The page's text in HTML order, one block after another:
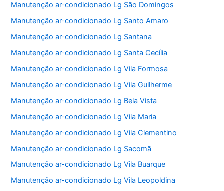
Manutenção ar-condicionado Lg São Domingos
Manutenção ar-condicionado Lg Santo Amaro
Manutenção ar-condicionado Lg Santana
Manutenção ar-condicionado Lg Santa Cecília
Manutenção ar-condicionado Lg Vila Formosa
Manutenção ar-condicionado Lg Vila Guilherme
Manutenção ar-condicionado Lg Bela Vista
Manutenção ar-condicionado Lg Vila Maria
Manutenção ar-condicionado Lg Vila Clementino
Manutenção ar-condicionado Lg Sacomã
Manutenção ar-condicionado Lg Vila Buarque
Manutenção ar-condicionado Lg Vila Leopoldina